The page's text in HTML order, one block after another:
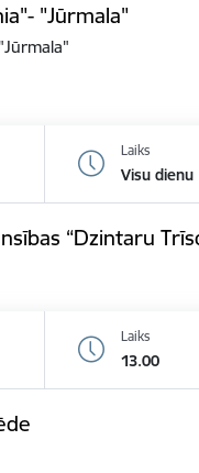
"Jūrmala"
Laiks
Visu dienu
“Dzintaru
Laiks
13.00